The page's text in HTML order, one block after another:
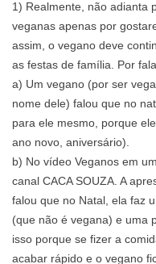
1) Realmente, não adianta
veganas apenas por
assim, o vegano deve
as festas de família. Por
a) Um vegano (por ser
nome dele) falou que no
para ele mesmo, porque
ano novo, aniversário).
b) No vídeo Veganos em
canal CACA SOUZA. A
falou que no Natal, ela faz
(que não é vegana) e uma
isso porque se fizer a
acabar rápido e o vegano